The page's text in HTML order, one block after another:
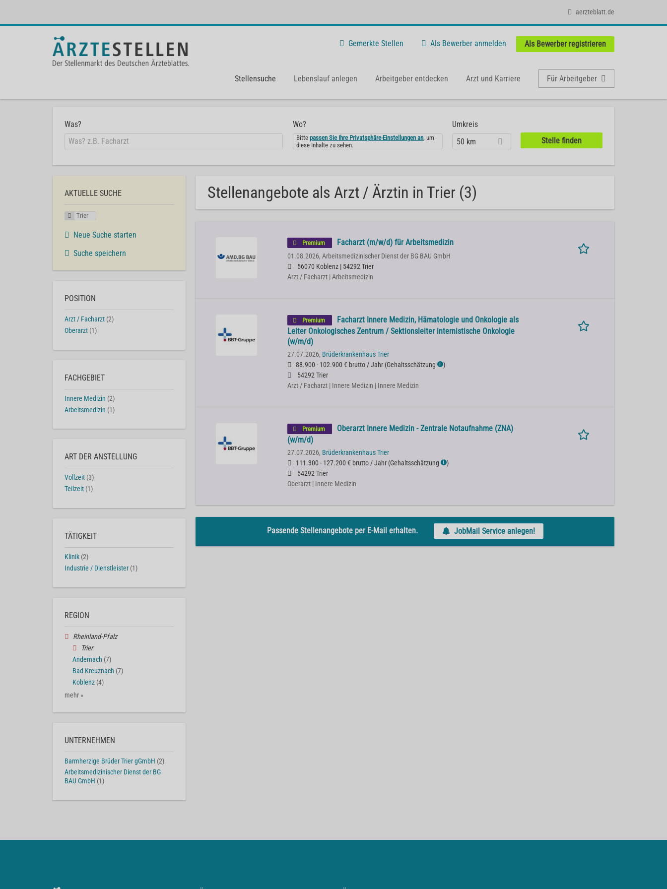
aerzteblatt.de
Gemerkte Stellen Als Bewerber anmelden Als Bewerber registrieren
Stellensuche Lebenslauf anlegen Arbeitgeber entdecken Arzt und Karriere Für Arbeitgeber
Was? Wo?
Bittepassen Sie Ihre Privatsphäre-Einstellungen an, um
diese Inhalte zu sehen.
Umkreis
50 km
Stellenangebote als Arzt / Ärztin in Trier (3)
Premium Facharzt (m/w/d) für Arbeitsmedizin
01.08.2026, Arbeitsmedizinischer Dienst der BG BAU GmbH
56070 Koblenz | 54292 Trier
Arzt / Facharzt | Arbeitsmedizin
Premium
Facharzt Innere Medizin, Hämatologie und Onkologie als
Leiter Onkologisches Zentrum / Sektionsleiter internistische Onkologie
(w/m/d)
27.07.2026, Brüderkrankenhaus Trier
88.900 - 102.900 € brutto / Jahr (Gehaltsschätzung ℹ )
54292 Trier
Arzt / Facharzt | Innere Medizin | Innere Medizin
Premium
Oberarzt Innere Medizin - Zentrale Notaufnahme (ZNA)
(w/m/d)
27.07.2026, Brüderkrankenhaus Trier
111.300 - 127.200 € brutto / Jahr (Gehaltsschätzung ℹ )
54292 Trier
Oberarzt | Innere Medizin
Passende Stellenangebote per E-Mail erhalten. JobMail Service anlegen!
AKTUELLE SUCHE
Trier
Neue Suche starten
Suche speichern
POSITION
Arzt / Facharzt (2)
Oberarzt (1)
FACHGEBIET
Innere Medizin (2)
Arbeitsmedizin (1)
ART DER ANSTELLUNG
Vollzeit (3)
Teilzeit (1)
TÄTIGKEIT
Klinik (2)
Industrie / Dienstleister (1)
REGION
Rheinland-Pfalz
Trier
Andernach (7)
Bad Kreuznach (7)
Koblenz (4)
mehr »
UNTERNEHMEN
Barmherzige Brüder Trier gGmbH (2)
Arbeitsmedizinischer Dienst der BG
BAU GmbH (1)